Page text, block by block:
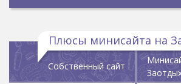
Плюсы минисайта на
Собственный сайт